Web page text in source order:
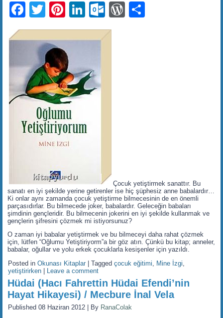
Facebook
TwitterPinterest
LinkedIn
Outlook.com
WordPress
Çocuk yetiştirmek sanattır. Bu
sanatı en iyi şekilde yerine getirenler ise hiç şüphesiz anne babalardır…
Ki onlar aynı zamanda çocuk yetiştirme bilmecesinin de en önemli
parçasıdırlar. Bu bilmecede joker, babalardır. Geleceğin babaları
şimdinin gençleridir. Bu bilmecenin jokerini en iyi şekilde kullanmak ve
gençlerin şifresini çözmek mi istiyorsunuz?
O zaman iyi babalar yetiştirmek ve bu bilmeceyi daha rahat çözmek
için, lütfen “Oğlumu Yetiştiriyorm”a bir göz atın. Çünkü bu kitap; anneler,
babalar, oğullar ve yolu erkek çocuklarla kesişenler için yazıldı.
Posted in Okunası Kitaplar |Tagged çocuk eğitimi, Mine İzgi,
yetiştirirken
Leave a comment
Hüdai (Hacı Fahrettin Hüdai Efendi’nin
Hayat Hikayesi) / Mecbure İnal Vela
Published 08 Haziran 2012 By RanaColak